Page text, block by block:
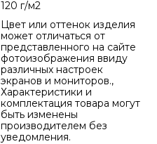
120 г/м2
Цвет или оттенок изделия
может отличаться от
представленного на сайте
фотоизображения ввиду
различных настроек
экранов и мониторов.,
Характеристики и
комплектация товара могут
быть изменены
производителем без
уведомления.